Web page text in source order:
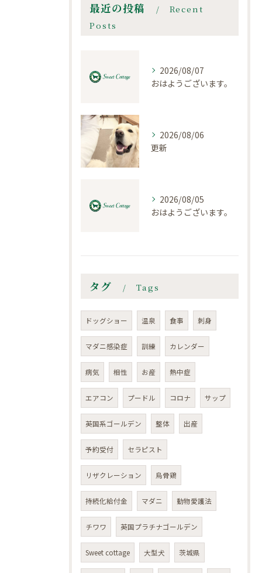
最近の投稿
Recent
Posts
2026/08/07
おはようございます。
2026/08/06
更新
2026/08/05
おはようございます。
タグ Tags
ドッグショー 温泉 食事 刺身
マダニ感染症 訓練 カレンダー
病気 相性 お産 熱中症
エアコン プードル コロナ サップ
英国系ゴールデン 整体 出産
予約受付 セラピスト
リザクレーション 烏骨鶏
持続化給付金 マダニ 動物愛護法
チワワ 英国プラチナゴールデン
Sweet cottage 大型犬 茨城県